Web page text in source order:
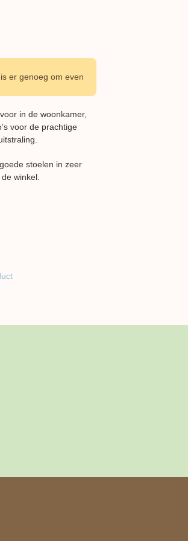
er genoeg om even
in de woonkamer,
voor de prachtige
stoelen in zeer
winkel.